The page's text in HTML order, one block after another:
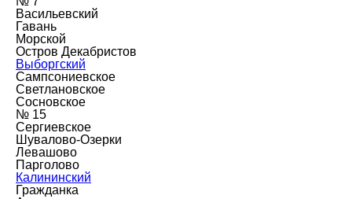
Васильевский
Гавань
Морской
Остров Декабристов
Выборгский
Сампсониевское
Светлановское
Сосновское
№ 15
Сергиевское
Шувалово-Озерки
Левашово
Парголово
Калининский
Гражданка